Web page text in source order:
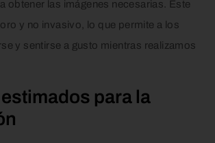
obtener las imágenes necesarias. Este
y no invasivo, lo que permite a los
y sentirse a gusto mientras realizamos
para la